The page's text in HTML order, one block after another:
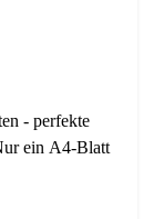
- perfekte
ein A4-Blatt